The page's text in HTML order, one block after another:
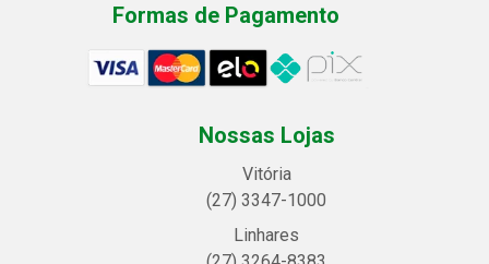
Formas de Pagamento
Nossas Lojas
Vitória
(27) 3347-1000
Linhares